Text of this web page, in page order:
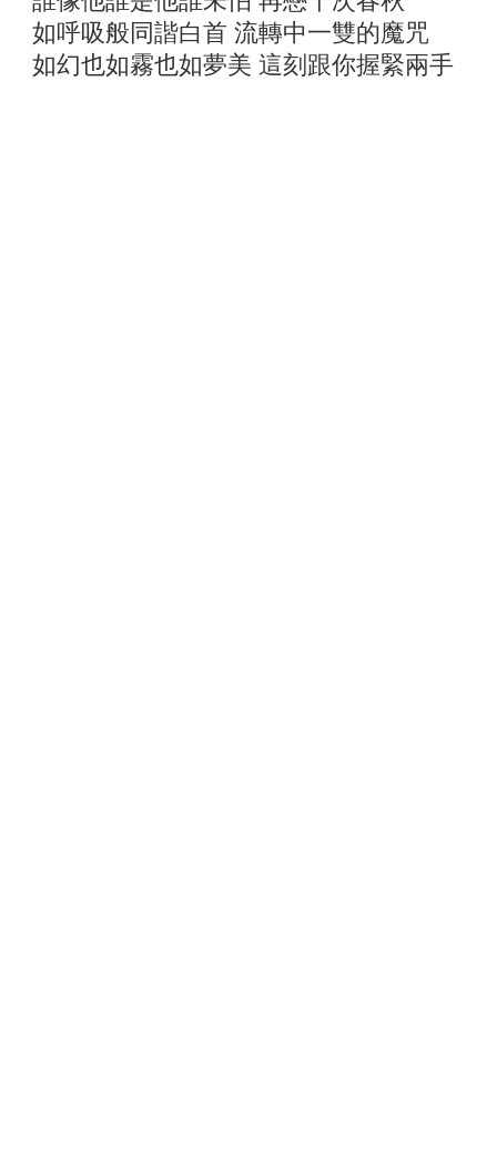
如呼吸般同諧白首 流轉中一雙的魔咒
如幻也如霧也如夢美 這刻跟你握緊兩手